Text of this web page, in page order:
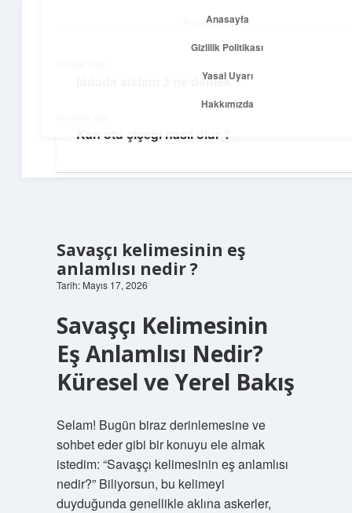
Anasayfa
Yasal Uyarı
Hakkımızda
Yolculuk ve İlham
Savaşçı kelimesinin eş
anlamlısı nedir ?
Tarih: Mayıs 17, 2026
Savaşçı Kelimesinin
Eş Anlamlısı Nedir?
Küresel ve Yerel Bakış
Selam! Bugün biraz derinlemesine ve
sohbet eder gibi bir konuyu ele almak
istedim: “Savaşçı kelimesinin eş anlamlısı
nedir?” Biliyorsun, bu kelimeyi
duyduğunda genellikle aklına askerler,
Iddada sistem 3 ne demek ?
Kan otu çiçeği nasıl olur ?
Anasayfa
Gizlilik Politikası
Yasal Uyarı
Hakkımızda